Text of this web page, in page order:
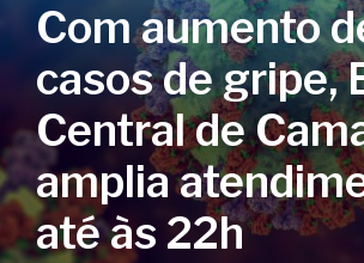
Com aumento
casos de gripe,
Central de
amplia
até às 22h